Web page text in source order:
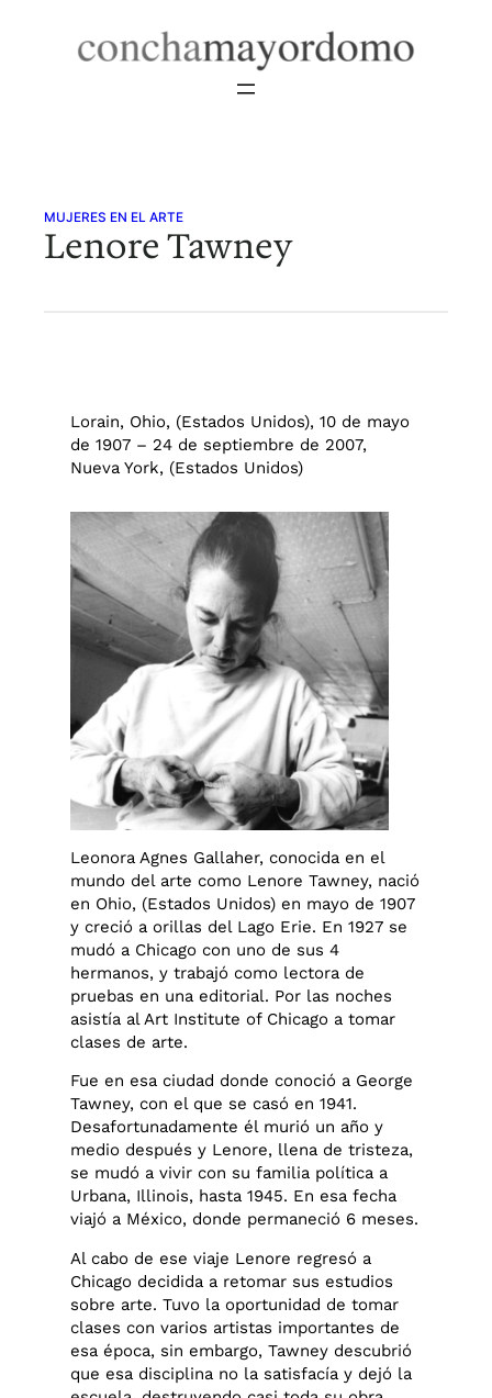
MUJERES EN EL ARTE
Lenore Tawney
Lorain, Ohio, (Estados Unidos), 10 de mayo
de 1907 – 24 de septiembre de 2007,
Nueva York, (Estados Unidos)
Leonora Agnes Gallaher, conocida en el
mundo del arte como Lenore Tawney, nació
en Ohio, (Estados Unidos) en mayo de 1907
y creció a orillas del Lago Erie. En 1927 se
mudó a Chicago con uno de sus 4
hermanos, y trabajó como lectora de
pruebas en una editorial. Por las noches
asistía al Art Institute of Chicago a tomar
clases de arte.
Fue en esa ciudad donde conoció a George
Tawney, con el que se casó en 1941.
Desafortunadamente él murió un año y
medio después y Lenore, llena de tristeza,
se mudó a vivir con su familia política a
Urbana, Illinois, hasta 1945. En esa fecha
viajó a México, donde permaneció 6 meses.
Al cabo de ese viaje Lenore regresó a
Chicago decidida a retomar sus estudios
sobre arte. Tuvo la oportunidad de tomar
clases con varios artistas importantes de
esa época, sin embargo, Tawney descubrió
que esa disciplina no la satisfacía y dejó la